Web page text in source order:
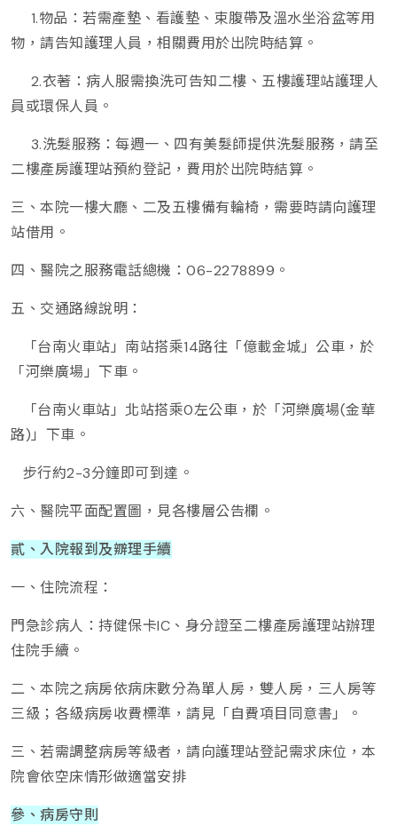
1.物品：若需產墊、看護墊、束腹帶及溫水坐浴盆等用
物，請告知護理人員，相關費用於出院時結算。
2.衣著：病人服需換洗可告知二樓、五樓護理站護理人
員或環保人員。
3.洗髮服務：每週一、四有美髮師提供洗髮服務，請至
二樓產房護理站預約登記，費用於出院時結算。
三、本院一樓大廳、二及五樓備有輪椅，需要時請向護理
站借用。
四、醫院之服務電話總機：06-2278899。
五、交通路線說明：
「台南火車站」南站搭乘14路往「億載金城」公車，於
「河樂廣場」下車。
「台南火車站」北站搭乘0左公車，於「河樂廣場(金華
路)」下車。
步行約2-3分鐘即可到達。
六、醫院平面配置圖，見各樓層公告欄。
貳、入院報到及辧理手續
一、住院流程：
門急診病人：持健保卡IC、身分證至二樓產房護理站辦理
住院手續。
二、本院之病房依病床數分為單人房，雙人房，三人房等
三級；各級病房收費標準，請見「自費項目同意書」。
三、若需調整病房等級者，請向護理站登記需求床位，本
院會依空床情形做適當安排
參、病房守則